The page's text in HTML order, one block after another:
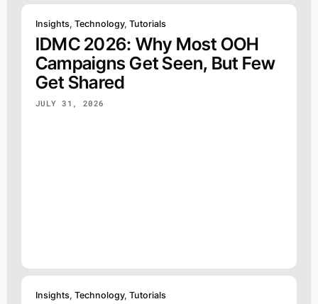
Insights Technology, Tutorials
IDMC 2026: Why Most OOH
Campaigns Get Seen, But Few
Get Shared
JULY 31, 2026
Insights, Technology, Tutorials